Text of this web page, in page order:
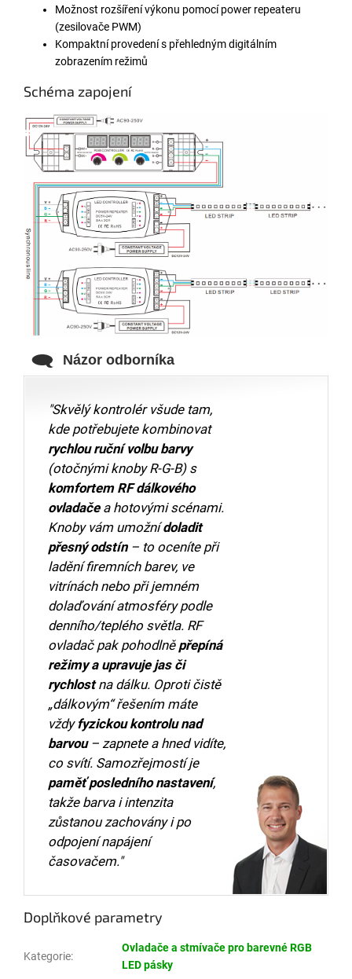
Možnost rozšíření výkonu pomocí power repeateru
(zesilovače PWM)
Kompaktní provedení s přehledným digitálním
zobrazením režimů
Schéma zapojení
Názor odborníka
"Skvělý kontrolér všude tam,
kde potřebujete kombinovat
rychlou ruční volbu barvy
(otočnými knoby R-G-B) s
komfortem RF dálkového
ovladačea hotovými scénami.
Knoby vám umožnídoladit
přesný odstín – to oceníte při
ladění firemních barev, ve
vitrínách nebo při jemném
dolaďování atmosféry podle
denního/teplého světla. RF
ovladač pak pohodlně přepíná
režimy a upravuje jas či
rychlostna dálku. Oproti čistě
„dálkovým“ řešením máte
vždyfyzickou kontrolu nad
barvou– zapnete a hned vidíte,
co svítí. Samozřejmostí je
paměť posledního nastavení,
takže barva i intenzita
zůstanou zachovány i po
odpojení napájení
časovačem."
Doplňkové parametry
Kategorie:
Ovladače a stmívače pro barevné RGB
LED pásky